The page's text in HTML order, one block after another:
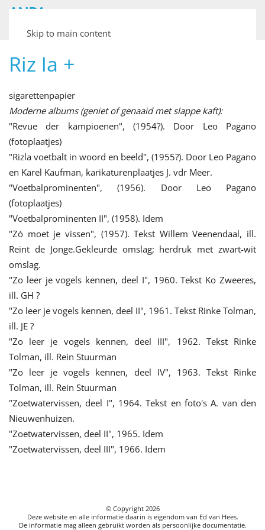
Skip to main content
ANPA
Archief van Nederlandse Plaatjesalbums
Riz la +
sigarettenpapier
Moderne albums (geniet of genaaid met slappe kaft):
"Revue der kampioenen", (1954?). Door Leo Pagano
(fotoplaatjes)
"Rizla voetbalt in woord en beeld", (1955?). Door Leo Pagano
en Karel Kaufman, karikaturenplaatjes J. vdr Meer.
"Voetbalprominenten", (1956). Door Leo Pagano
(fotoplaatjes)
"Voetbalprominenten II", (1958). Idem
"Zó moet je vissen", (1957). Tekst Willem Veenendaal, ill.
Reint de Jonge.Gekleurde omslag; herdruk met zwart-wit
omslag.
"Zo leer je vogels kennen, deel I", 1960. Tekst Ko Zweeres,
ill. GH ?
"Zo leer je vogels kennen, deel II", 1961. Tekst Rinke Tolman,
ill. JE ?
"Zo leer je vogels kennen, deel III", 1962. Tekst Rinke
Tolman, ill. Rein Stuurman
"Zo leer je vogels kennen, deel IV", 1963. Tekst Rinke
Tolman, ill. Rein Stuurman
"Zoetwatervissen, deel I", 1964. Tekst en foto's A. van den
Nieuwenhuizen.
"Zoetwatervissen, deel II", 1965. Idem
"Zoetwatervissen, deel III", 1966. Idem
© Copyright 2026
Deze website en alle informatie daarin is eigendom van Ed van Hees.
De informatie mag alleen gebruikt worden als persoonlijke documentatie.